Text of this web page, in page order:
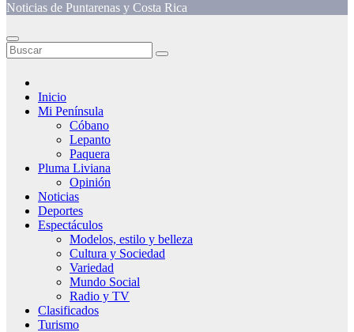
Noticias de Puntarenas y Costa Rica
Inicio
Mi Península
Cóbano
Lepanto
Paquera
Pluma Liviana
Opinión
Noticias
Deportes
Espectáculos
Modelos, estilo y belleza
Cultura y Sociedad
Variedad
Mundo Social
Radio y TV
Clasificados
Turismo